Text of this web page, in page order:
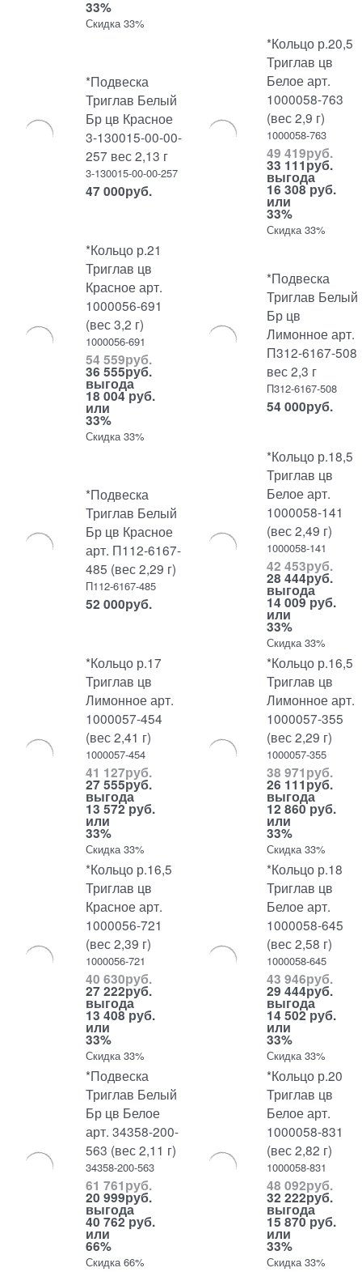
33%
Скидка 33%
*Подвеска
Триглав Белый
Бр цв Красное
3-130015-00-00-
257 вес 2,13 г
3-130015-00-00-257
47 000руб.
*Кольцо р.20,5
Триглав цв
Белое арт.
1000058-763
(вес 2,9 г)
1000058-763
49 419руб.
33 111руб.
выгода
16 308 руб.
или
33%
Скидка 33%
*Кольцо р.21
Триглав цв
Красное арт.
1000056-691
(вес 3,2 г)
1000056-691
54 559руб.
36 555руб.
выгода
18 004 руб.
или
33%
Скидка 33%
*Подвеска
Триглав Белый
Бр цв
Лимонное арт.
П312-6167-508
вес 2,3 г
П312-6167-508
54 000руб.
*Подвеска
Триглав Белый
Бр цв Красное
арт. П112-6167-
485 (вес 2,29 г)
П112-6167-485
52 000руб.
*Кольцо р.18,5
Триглав цв
Белое арт.
1000058-141
(вес 2,49 г)
1000058-141
42 453руб.
28 444руб.
выгода
14 009 руб.
или
33%
Скидка 33%
*Кольцо р.17
Триглав цв
Лимонное арт.
1000057-454
(вес 2,41 г)
1000057-454
41 127руб.
27 555руб.
выгода
13 572 руб.
или
33%
Скидка 33%
*Кольцо р.16,5
Триглав цв
Лимонное арт.
1000057-355
(вес 2,29 г)
1000057-355
38 971руб.
26 111руб.
выгода
12 860 руб.
или
33%
Скидка 33%
*Кольцо р.16,5
Триглав цв
Красное арт.
1000056-721
(вес 2,39 г)
1000056-721
40 630руб.
27 222руб.
выгода
13 408 руб.
или
33%
Скидка 33%
*Кольцо р.18
Триглав цв
Белое арт.
1000058-645
(вес 2,58 г)
1000058-645
43 946руб.
29 444руб.
выгода
14 502 руб.
или
33%
Скидка 33%
*Подвеска
Триглав Белый
Бр цв Белое
арт. 34358-200-
563 (вес 2,11 г)
34358-200-563
61 761руб.
20 999руб.
выгода
40 762 руб.
или
66%
Скидка 66%
*Кольцо р.20
Триглав цв
Белое арт.
1000058-831
(вес 2,82 г)
1000058-831
48 092руб.
32 222руб.
выгода
15 870 руб.
или
33%
Скидка 33%